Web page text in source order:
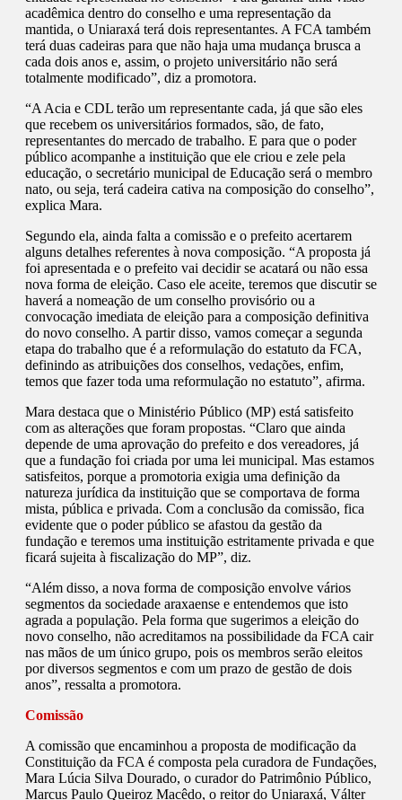
acadêmica dentro do conselho e uma representação da
mantida, o Uniaraxá terá dois representantes. A FCA também
terá duas cadeiras para que não haja uma mudança brusca a
cada dois anos e, assim, o projeto universitário não será
totalmente modificado”, diz a promotora.
“A Acia e CDL terão um representante cada, já que são eles
que recebem os universitários formados, são, de fato,
representantes do mercado de trabalho. E para que o poder
público acompanhe a instituição que ele criou e zele pela
educação, o secretário municipal de Educação será o membro
nato, ou seja, terá cadeira cativa na composição do conselho”,
explica Mara.
Segundo ela, ainda falta a comissão e o prefeito acertarem
alguns detalhes referentes à nova composição. “A proposta já
foi apresentada e o prefeito vai decidir se acatará ou não essa
nova forma de eleição. Caso ele aceite, teremos que discutir se
haverá a nomeação de um conselho provisório ou a
convocação imediata de eleição para a composição definitiva
do novo conselho. A partir disso, vamos começar a segunda
etapa do trabalho que é a reformulação do estatuto da FCA,
definindo as atribuições dos conselhos, vedações, enfim,
temos que fazer toda uma reformulação no estatuto”, afirma.
Mara destaca que o Ministério Público (MP) está satisfeito
com as alterações que foram propostas. “Claro que ainda
depende de uma aprovação do prefeito e dos vereadores, já
que a fundação foi criada por uma lei municipal. Mas estamos
satisfeitos, porque a promotoria exigia uma definição da
natureza jurídica da instituição que se comportava de forma
mista, pública e privada. Com a conclusão da comissão, fica
evidente que o poder público se afastou da gestão da
fundação e teremos uma instituição estritamente privada e que
ficará sujeita à fiscalização do MP”, diz.
“Além disso, a nova forma de composição envolve vários
segmentos da sociedade araxaense e entendemos que isto
agrada a população. Pela forma que sugerimos a eleição do
novo conselho, não acreditamos na possibilidade da FCA cair
nas mãos de um único grupo, pois os membros serão eleitos
por diversos segmentos e com um prazo de gestão de dois
anos”, ressalta a promotora.
Comissão
A comissão que encaminhou a proposta de modificação da
Constituição da FCA é composta pela curadora de Fundações,
Mara Lúcia Silva Dourado, o curador do Patrimônio Público,
Marcus Paulo Queiroz Macêdo, o reitor do Uniaraxá, Válter